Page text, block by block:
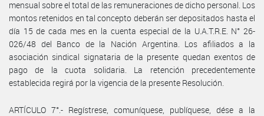
mensual sobre el total de las remuneraciones de dicho personal. Los
montos retenidos en tal concepto deberán ser depositados hasta el
día 15 de cada mes en la cuenta especial de la U.A.T.R.E. N° 26-
026/48 del Banco de la Nación Argentina. Los afiliados a la
asociación sindical signataria de la presente quedan exentos de
pago de la cuota solidaria. La retención precedentemente
establecida regirá por la vigencia de la presente Resolución.
ARTÍCULO 7°.- Regístrese, comuníquese, publíquese, dése a la